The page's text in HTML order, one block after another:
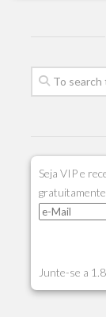
Seja VIP e
Junte-se a